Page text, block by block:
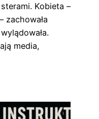
Kobieta –
zachowała
media,